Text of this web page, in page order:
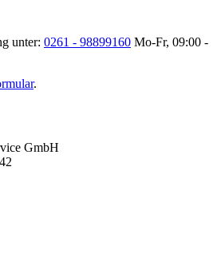
unter: 0261 - 98899160 Mo-Fr, 09:00 -
.
GmbH